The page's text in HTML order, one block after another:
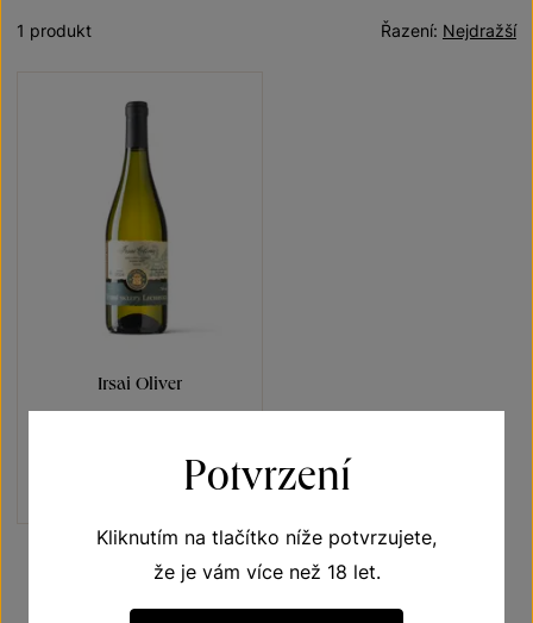
Nejdražší
Řazení:
1 produkt
Irsai Oliver
Potvrzení
Kliknutím na tlačítko níže potvrzujete,
že je vám více než 18 let.